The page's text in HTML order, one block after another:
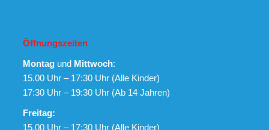
Öffnungszeiten
Montag und Mittwoch:
15.00 Uhr – 17:30 Uhr (Alle Kinder)
17:30 Uhr – 19:30 Uhr (Ab 14 Jahren)
Freitag:
15.00 Uhr – 17:30 Uhr (Alle Kinder)